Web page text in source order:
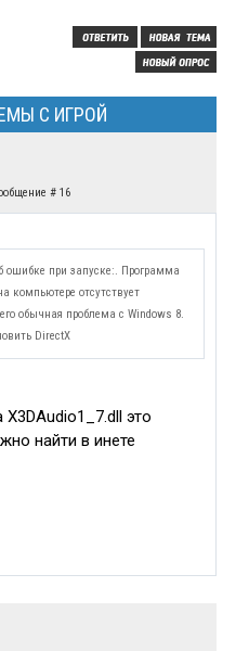
С ИГРОЙ
# 16
ошибке при запуске:. Программа
компьютере отсутствует
обычная проблема с Windows 8.
DirectX
это
найти в инете